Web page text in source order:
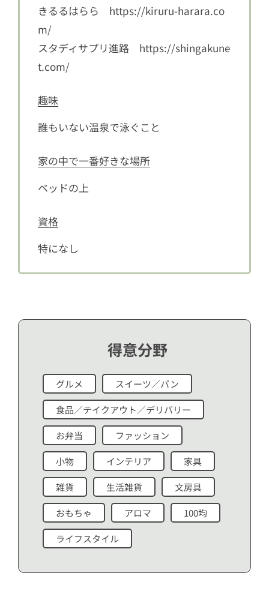
きるるはらら https://kiruru-harara.co
m/
スタディサプリ進路 https://shingakune
t.com/
趣味
誰もいない温泉で泳ぐこと
家の中で一番好きな場所
ベッドの上
資格
特になし
得意分野
グルメ スイーツ／パン
食品／テイクアウト／デリバリー
お弁当 ファッション
小物 インテリア 家具
雑貨 生活雑貨 文房具
おもちゃ アロマ 100均
ライフスタイル